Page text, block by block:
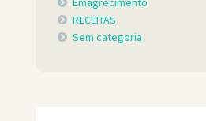
RECEITAS
Sem categoria